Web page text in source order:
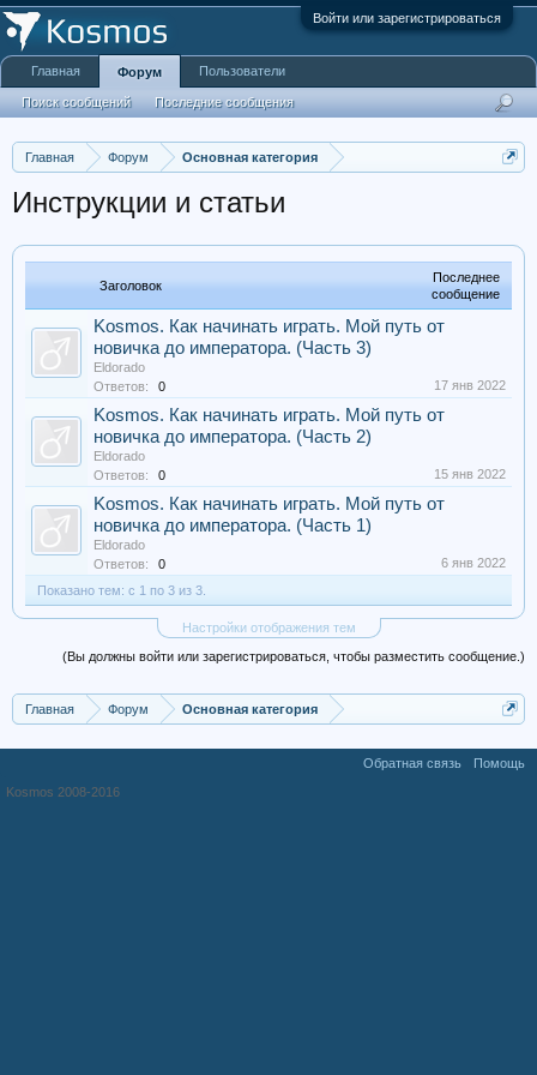
Войти или зарегистрироваться
Главная Форум Основная категория
Инструкции и статьи
Заголовок
Последнее
сообщение
Kosmos. Как начинать играть. Мой путь от
новичка до императора. (Часть 3)
Eldorado
Ответов:
0 17 янв 2022
Kosmos. Как начинать играть. Мой путь от
новичка до императора. (Часть 2)
Eldorado
Ответов:
0 15 янв 2022
Kosmos. Как начинать играть. Мой путь от
новичка до императора. (Часть 1)
Eldorado
Ответов:
0
6 янв 2022
Показано тем: с 1 по 3 из 3.
Настройки отображения тем
(Вы должны войти или зарегистрироваться, чтобы разместить сообщение.)
Главная Форум Основная категория
Главная Форум
Поиск сообщений Последние сообщения
Пользователи
Обратная связь
Помощь
Kosmos 2008-2016